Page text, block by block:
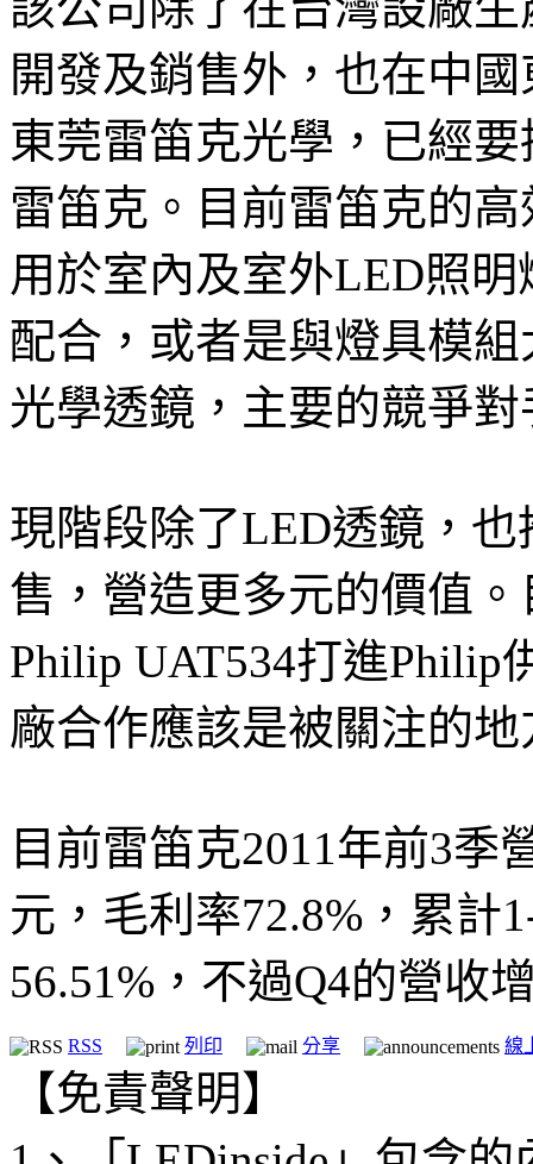
開發及銷售外，也在中
東莞雷笛克光學，已經
雷笛克。目前雷笛克的
用於室內及室外LED照
配合，或者是與燈具模
光學透鏡，主要的競爭
現階段除了LED透鏡，
售，營造更多元的價值
Philip UAT534打進Philip
廠合作應該是被關注的地
目前雷笛克2011年前3季
元，毛利率72.8%，累計
56.51%，不過Q4的營收
RSS 列印 分享 線
【免責聲明】